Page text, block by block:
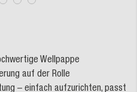
Wellpappe
auf der Rolle
– einfach aufzurichten, passt